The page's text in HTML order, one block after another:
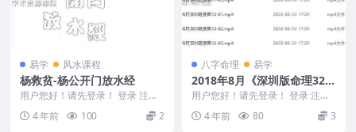
易学 风水课程
杨救贫-杨公开门放水经
用户您好！请先登录！ 登录 注册
编号：D22710 杨救贫-杨公开门
放水经
4 年前 100 2
八字命理 易学
2018年8月《深圳版命理32个
录音》+笔记71页
用户您好！请先登录！ 登录 注册
编号：988C633. 2018年8月《深
圳版...4 年前 80 3